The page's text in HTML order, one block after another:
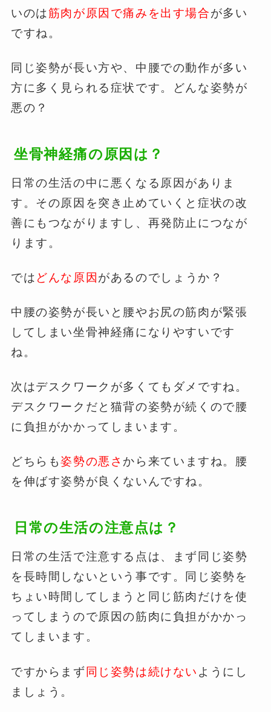
いのは筋肉が原因で痛みを出す場合が多い
ですね。
同じ姿勢が長い方や、中腰での動作が多い
方に多く見られる症状です。どんな姿勢が
悪の？
坐骨神経痛の原因は？
日常の生活の中に悪くなる原因がありま
す。その原因を突き止めていくと症状の改
善にもつながりますし、再発防止につなが
ります。
では どんな原因 があるのでしょうか？
中腰の姿勢が長いと腰やお尻の筋肉が緊張
してしまい坐骨神経痛になりやすいです
ね。
次はデスクワークが多くてもダメですね。
デスクワークだと猫背の姿勢が続くので腰
に負担がかかってしまいます。
どちらも姿勢の悪さ から来ていますね。腰
を伸ばす姿勢が良くないんですね。
日常の生活の注意点は？
日常の生活で注意する点は、まず同じ姿勢
を長時間しないという事です。同じ姿勢を
ちょい時間してしまうと同じ筋肉だけを使
ってしまうので原因の筋肉に負担がかかっ
てしまいます。
ですからまず 同じ姿勢は続けない ようにし
ましょう。